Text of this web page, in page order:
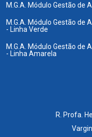
M.G.A. Módulo Gestão de
M.G.A. Módulo Gestão de
- Linha Verde
M.G.A. Módulo Gestão de
- Linha Amarela
R. Profa.